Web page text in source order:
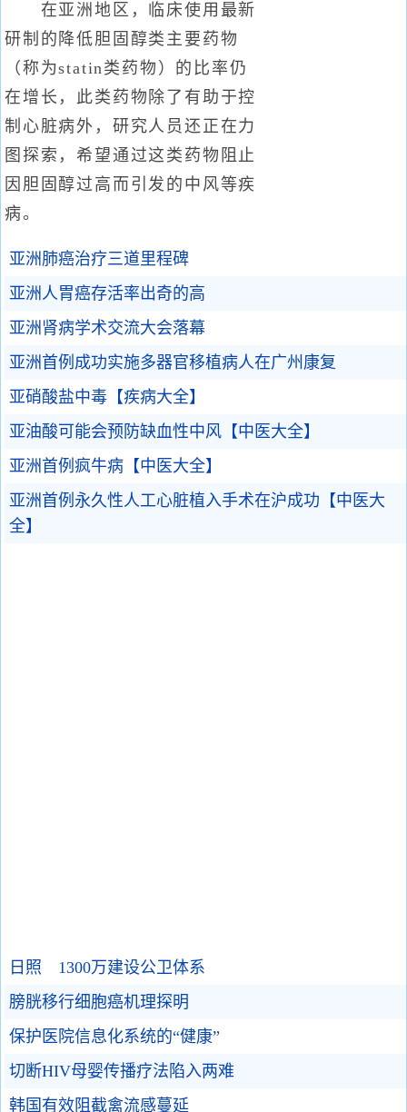
在亚洲地区，临床使用最新
研制的降低胆固醇类主要药物
（称为statin类药物）的比率仍
在增长，此类药物除了有助于控
制心脏病外，研究人员还正在力
图探索，希望通过这类药物阻止
因胆固醇过高而引发的中风等疾
病。
亚洲肺癌治疗三道里程碑
亚洲人胃癌存活率出奇的高
亚洲肾病学术交流大会落幕
亚洲首例成功实施多器官移植病人在广州康复
亚硝酸盐中毒【疾病大全】
亚油酸可能会预防缺血性中风【中医大全】
亚洲首例疯牛病【中医大全】
亚洲首例永久性人工心脏植入手术在沪成功【中医大
全】
日照 1300万建设公卫体系
膀胱移行细胞癌机理探明
保护医院信息化系统的“健康”
切断HIV母婴传播疗法陷入两难
韩国有效阻截禽流感蔓延